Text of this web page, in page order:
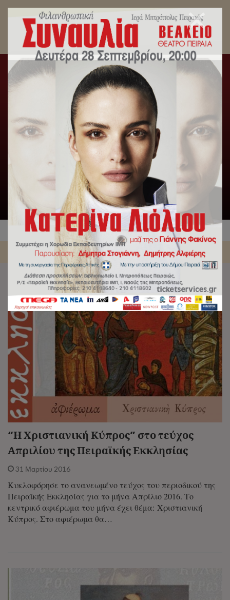
Tags archive: Περιοδικό ΠΕ
Αρχική / Tag:Περιοδικό ΠΕ
“Η Χριστιανική Κύπρος” στο τεύχος
Απριλίου της Πειραϊκής Εκκλησίας
31 Μαρτίου 2016
Κυκλοφόρησε το ανανεωμένο τεύχος του περιοδικού της
Πειραϊκής Εκκλησίας για το μήνα Απρίλιο 2016. Το
κεντρικό αφιέρωμα του μήνα έχει θέμα: Χριστιανική
Κύπρος. Στο αφιέρωμα θα…